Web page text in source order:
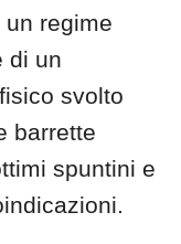
un regime
di un
svolto
barrette
spuntini e